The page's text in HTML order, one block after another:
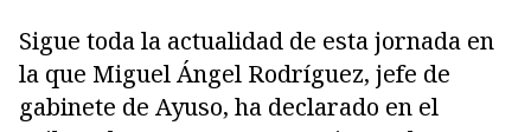
Sigue toda la actualidad de esta jornada en
la que Miguel Ángel Rodríguez, jefe de
gabinete de Ayuso, ha declarado en el